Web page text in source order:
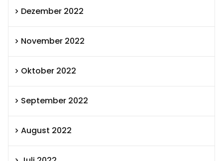
Dezember 2022
November 2022
Oktober 2022
September 2022
August 2022